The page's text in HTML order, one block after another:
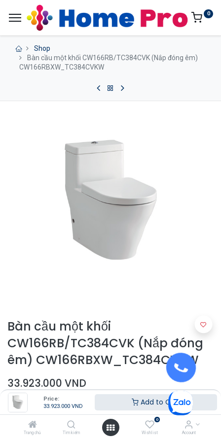
Price:
33.923.000 VND Add to Cart
Trang chủ Tìm kiếm
0
Wishlist Account
0
Shop
Bàn cầu một khối CW166RB/TC384CVK (Nắp đóng êm)
CW166RBXW_TC384CVKW
Bàn cầu một khối
CW166RB/TC384CVK (Nắp đóng
êm) CW166RBXW_TC384CVKW
33.923.000 VND